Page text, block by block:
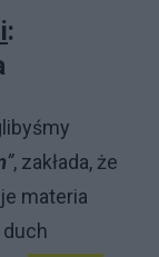
:
”, zakłada, że
materia